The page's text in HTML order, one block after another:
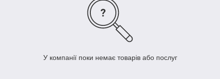
У компанії поки немає товарів або послуг